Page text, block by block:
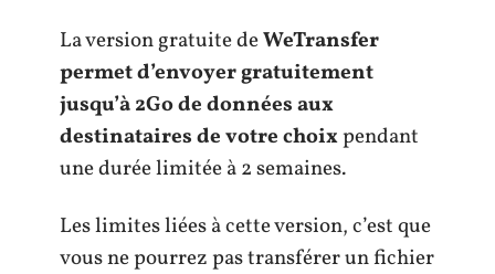
La version gratuite deWeTransfer
permet d’envoyer gratuitement
jusqu’à 2Go de données aux
destinataires de votre choixpendant
une durée limitée à 2 semaines.
Les limites liées à cette version, c’est que
vous ne pourrez pas transférer un fichier